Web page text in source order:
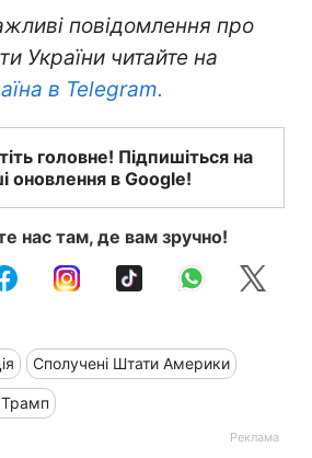
повідомлення про
України читайте на
в Telegram.
головне! Підпишіться на
оновлення в Google!
нас там, де вам зручно!
Сполучені Штати Америки